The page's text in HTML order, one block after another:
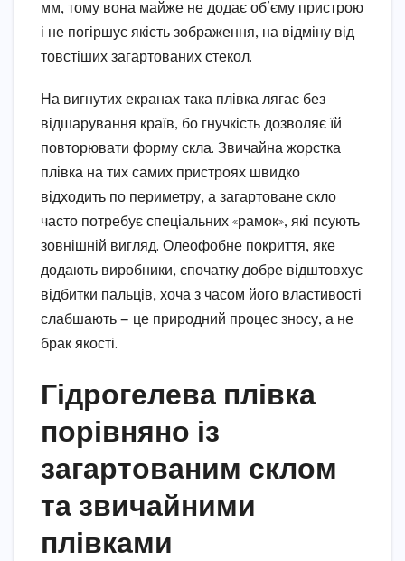
мм, тому вона майже не додає об’єму пристрою
і не погіршує якість зображення, на відміну від
товстіших загартованих стекол.
На вигнутих екранах така плівка лягає без
відшарування країв, бо гнучкість дозволяє їй
повторювати форму скла. Звичайна жорстка
плівка на тих самих пристроях швидко
відходить по периметру, а загартоване скло
часто потребує спеціальних «рамок», які псують
зовнішній вигляд. Олеофобне покриття, яке
додають виробники, спочатку добре відштовхує
відбитки пальців, хоча з часом його властивості
слабшають — це природний процес зносу, а не
брак якості.
Гідрогелева плівка
порівняно із
загартованим склом
та звичайними
плівками